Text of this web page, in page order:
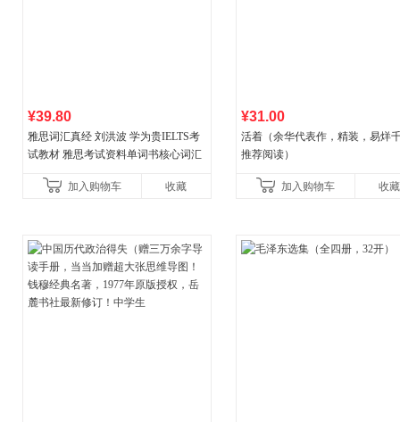
¥39.80
雅思词汇真经 刘洪波 学为贵IELTS考
试教材 雅思考试资料单词书核心词汇
加入购物车
收藏
¥31.00
活着（余华代表作，精装，易烊
推荐阅读）
加入购物车 收藏